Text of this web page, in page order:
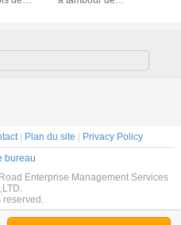
fer
| Plan du site | Privacy Policy
bureau
Enterprise Management Services
reserved.